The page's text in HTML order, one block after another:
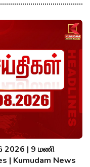
2026 | 9 மணி
| Kumudam News